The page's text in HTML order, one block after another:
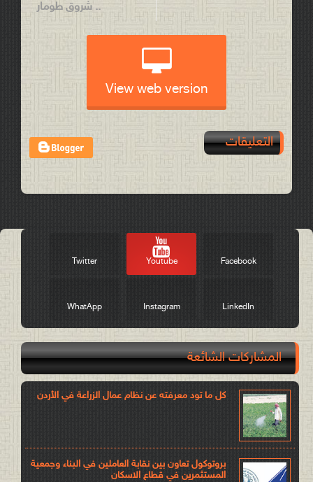
.. شروق طومار
View web version
التعليقات
Facebook
Youtube
Twitter
LinkedIn
Instagram
WhatApp
المشاركات الشائعة
كل ما تود معرفته عن نظام عمال الزراعة في الأردن
بروتوكول تعاون بين نقابة العاملين في البناء وجمعية
المستثمرين في قطاع الاسكان